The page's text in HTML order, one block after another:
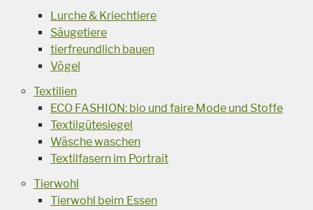
Lurche & Kriechtiere
Säugetiere
tierfreundlich bauen
Vögel
Textilien
ECO FASHION: bio und faire Mode und Stoffe
Textilgütesiegel
Wäsche waschen
Textilfasern im Portrait
Tierwohl
Tierwohl beim Essen